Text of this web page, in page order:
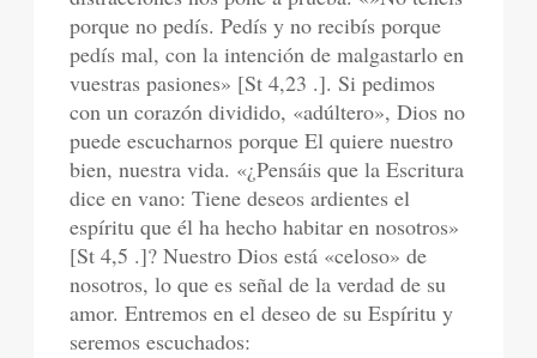
porque no pedís. Pedís y no recibís porque
pedís mal, con la intención de malgastarlo en
vuestras pasiones» [St 4,23 .]. Si pedimos
con un corazón dividido, «adúltero», Dios no
puede escucharnos porque El quiere nuestro
bien, nuestra vida. «¿Pensáis que la Escritura
dice en vano: Tiene deseos ardientes el
espíritu que él ha hecho habitar en nosotros»
[St 4,5 .]? Nuestro Dios está «celoso» de
nosotros, lo que es señal de la verdad de su
amor. Entremos en el deseo de su Espíritu y
seremos escuchados: